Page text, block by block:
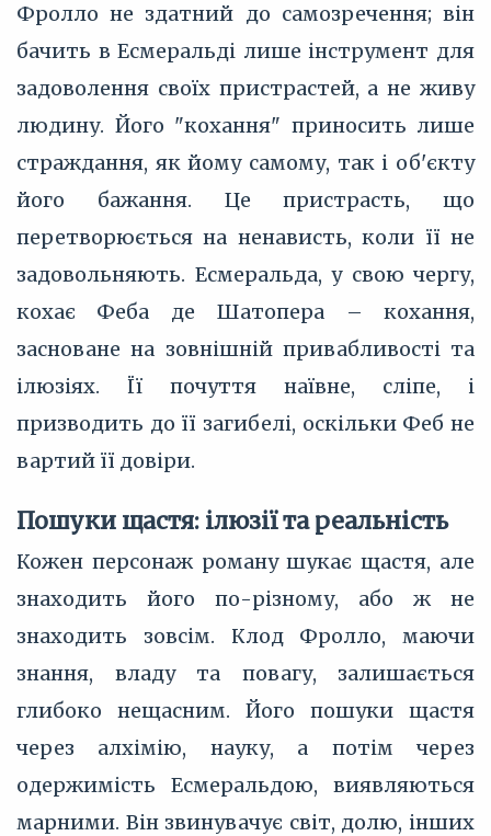
Фролло не здатний до самозречення; він
бачить в Есмеральді лише інструмент для
задоволення своїх пристрастей, а не живу
людину. Його "кохання" приносить лише
страждання, як йому самому, так і об'єкту
його бажання. Це пристрасть, що
перетворюється на ненависть, коли її не
задовольняють. Есмеральда, у свою чергу,
кохає Феба де Шатопера – кохання,
засноване на зовнішній привабливості та
ілюзіях. Її почуття наївне, сліпе, і
призводить до її загибелі, оскільки Феб не
вартий її довіри.
Пошуки щастя: ілюзії та реальність
Кожен персонаж роману шукає щастя, але
знаходить його по-різному, або ж не
знаходить зовсім. Клод Фролло, маючи
знання, владу та повагу, залишається
глибоко нещасним. Його пошуки щастя
через алхімію, науку, а потім через
одержимість Есмеральдою, виявляються
марними. Він звинувачує світ, долю, інших